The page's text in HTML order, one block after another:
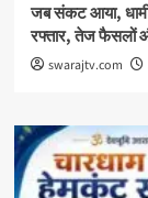
जब संकट आया,
रफ्तार, तेज फैसलों
swarajtv.com